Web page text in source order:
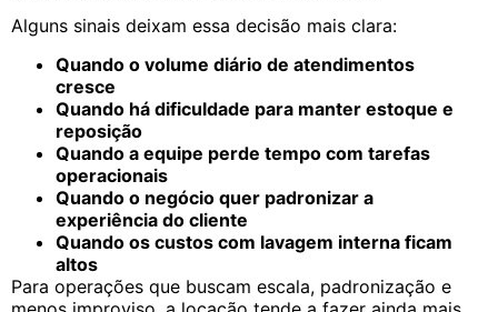
Alguns sinais deixam essa decisão mais clara:
Quando o volume diário de atendimentos
cresce
Quando há dificuldade para manter estoque e
reposição
Quando a equipe perde tempo com tarefas
operacionais
Quando o negócio quer padronizar a
experiência do cliente
Quando os custos com lavagem interna ficam
altos
Para operações que buscam escala, padronização e